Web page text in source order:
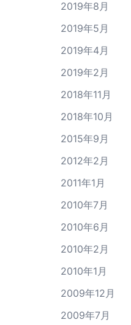
2019年8月
2019年5月
2019年4月
2019年2月
2018年11月
2018年10月
2015年9月
2012年2月
2011年1月
2010年7月
2010年6月
2010年2月
2010年1月
2009年12月
2009年7月